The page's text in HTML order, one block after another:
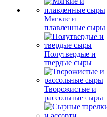
Мягкие и
плавленные сыры
Полутвердые и
твердые сыры
Творожистые и
рассольные сыры